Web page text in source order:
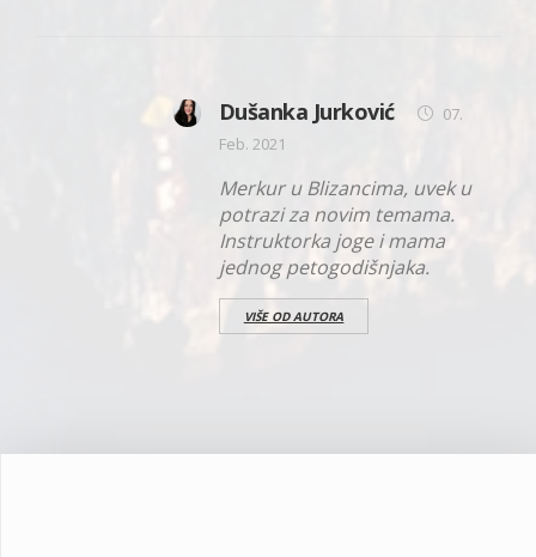
Dušanka Jurković
07.
Feb. 2021
Merkur u Blizancima, uvek u
potrazi za novim temama.
Instruktorka joge i mama
jednog petogodišnjaka.
VIŠE OD AUTORA